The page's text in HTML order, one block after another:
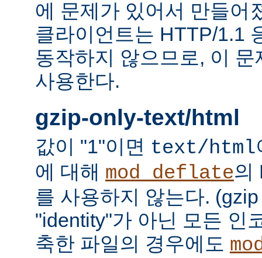
에 문제가 있어서 만들어
클라이언트는 HTTP/1.1
동작하지 않으므로, 이
사용한다.
gzip-only-text/html
값이 "1"이면 text/html
에 대해 mod_deflate의
를 사용하지 않는다.
"identity"가 아닌 모든 인
축한 파일의 경우에도